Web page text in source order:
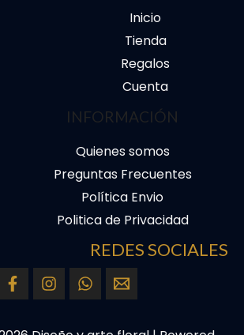
Inicio
Tienda
Regalos
Cuenta
INFORMACIÓN
Quienes somos
Preguntas Frecuentes
Política Envio
Politica de Privacidad
REDES SOCIALES